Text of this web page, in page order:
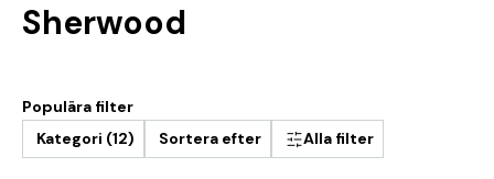
Sherwood
Populära filter
Kategori (12)
Sortera efter Alla filter